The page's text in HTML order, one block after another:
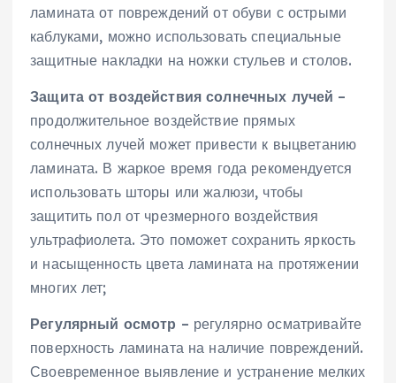
ламината от повреждений от обуви с острыми
каблуками, можно использовать специальные
защитные накладки на ножки стульев и столов.
Защита от воздействия солнечных лучей –
продолжительное воздействие прямых
солнечных лучей может привести к выцветанию
ламината. В жаркое время года рекомендуется
использовать шторы или жалюзи, чтобы
защитить пол от чрезмерного воздействия
ультрафиолета. Это поможет сохранить яркость
и насыщенность цвета ламината на протяжении
многих лет;
Регулярный осмотр – регулярно осматривайте
поверхность ламината на наличие повреждений.
Своевременное выявление и устранение мелких